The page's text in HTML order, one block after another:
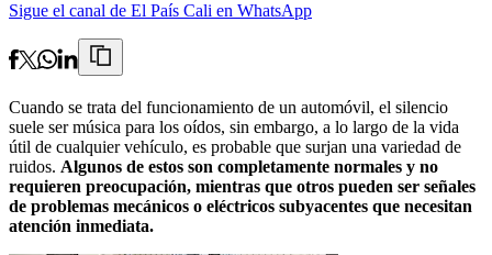
Sigue el canal de El País Cali en WhatsApp
Cuando se trata del funcionamiento de un automóvil, el silencio
suele ser música para los oídos, sin embargo, a lo largo de la vida
útil de cualquier vehículo, es probable que surjan una variedad de
ruidos. Algunos de estos son completamente normales y no
requieren preocupación, mientras que otros pueden ser señales
de problemas mecánicos o eléctricos subyacentes que necesitan
atención inmediata.